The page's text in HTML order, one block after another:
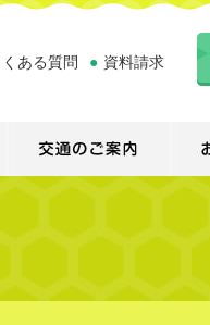
ある質問 ● 資料請求